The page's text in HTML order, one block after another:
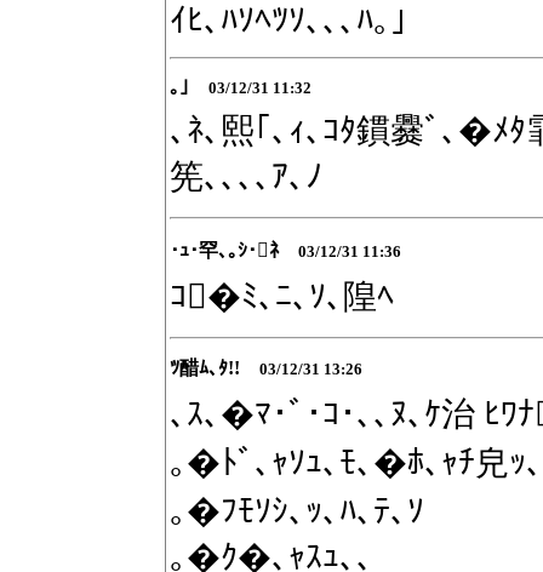
ｲﾋ､ﾊｿﾍﾂｿ､､､ﾊ｡｣
｡｣ 03/12/31 11:32
､ﾈ､熙｢､ｨ､ｺﾀ鏆爨ﾞ､�ﾒﾀ
筅､､､､ｱ､ﾉ
･ｭ･罕､｡ｼ･ﾈ 03/12/31 11:36
ｺ�ﾐ､ﾆ､ｿ､隍ﾍ
ﾂ醋ﾑ､ﾀ!! 03/12/31 13:26
､ｽ､�ﾏ･ﾞ･ｺ･､､ﾇ､ｹ治 ﾋﾜ
｡�ﾄﾞ､ｬｿｭ､ﾓ､�ﾎ､ｬﾁ皃ｯ
｡�ﾌﾓｿｼ､ｯ､ﾊ､ﾃ､ｿ
｡�ｸ�､ｬｽｭ､､